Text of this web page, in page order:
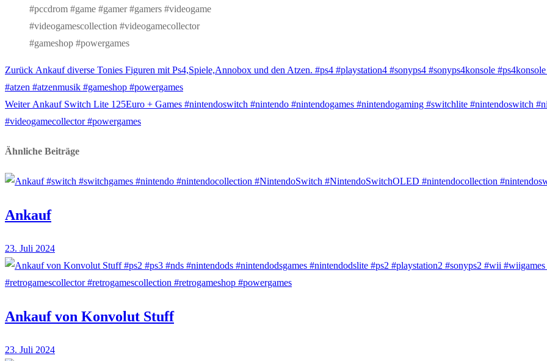
#pccdrom #game #gamer #gamers #videogame
#videogamescollection #videogamecollector
#gameshop #powergames
Beitragsnavigation
Zurück Vorheriger
Beitrag:
Ankauf diverse Tonies Figuren mit Ps4,Spiele,Annobox und den Atzen. #ps4 #playstation4 #sonyps4 #sonyps4konsole
#atzen #atzenmusik #gameshop #powergames
Weiter Nächster
Beitrag:
Ankauf Switch Lite 125Euro + Games #nintendoswitch #nintendo #nintendogames #nintendogaming #switchlite #nintendoswitch
#videogamecollector #powergames
Ähnliche Beiträge
Ankauf
23. Juli 2024
Ankauf von Konvolut Stuff
23. Juli 2024